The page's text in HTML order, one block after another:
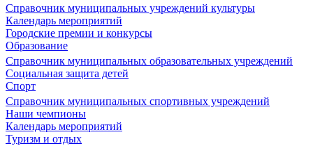
Справочник муниципальных учреждений культуры
Календарь мероприятий
Городские премии и конкурсы
Образование
Справочник муниципальных образовательных учреждений
Социальная защита детей
Спорт
Справочник муниципальных спортивных учреждений
Наши чемпионы
Календарь мероприятий
Туризм и отдых